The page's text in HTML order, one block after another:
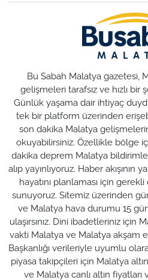
Bu Sabah Malatya gazetesi,
gelişmeleri tarafsız ve hızlı bir
Günlük yaşama dair ihtiyaç
tek bir platform üzerinden
son dakika Malatya
okuyabilirsiniz. Özellikle bölge
dakika deprem Malatya
alıp yayınlıyoruz. Haber akışının
hayatını planlaması için
sunuyoruz. Sitemiz üzerinden
ve Malatya hava durumu 15
ulaşırsınız. Dini ibadetleriniz için
vakti Malatya ve Malatya akşam
Başkanlığı verileriyle uyumlu
piyasa takipçileri için Malatya
ve Malatya canlı altın